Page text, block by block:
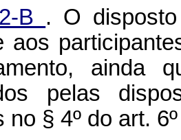
B . O
aos
ainda
pelas
no § 4º do art.